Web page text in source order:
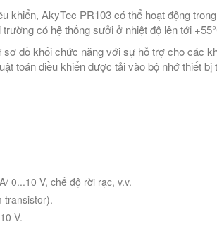
khiển, AkyTec PR103 có thể hoạt động
có hệ thống sưởi ở nhiệt độ lên tới
đồ khối chức năng với sự hỗ trợ cho các
toán điều khiển được tải vào bộ nhớ thiết
0...10 V, chế độ rời rạc, v.v.
transistor).
V.